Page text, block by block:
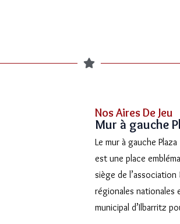
Nos Aires De Jeu
Mur à gauche
Le mur à gauche
est une place
siège de
régionales nationales
municipal d’Ilbarritz